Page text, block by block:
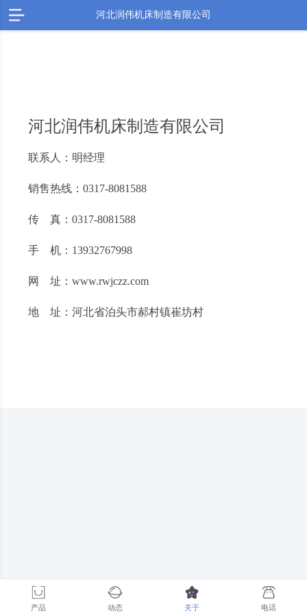
河北润伟机床制造有限公司
河北润伟机床制造有限公司
联系人：明经理
销售热线：0317-8081588
传 真：0317-8081588
手 机：13932767998
网 址：www.rwjczz.com
地 址：河北省泊头市郝村镇崔坊村
产品 动态 关于 电话